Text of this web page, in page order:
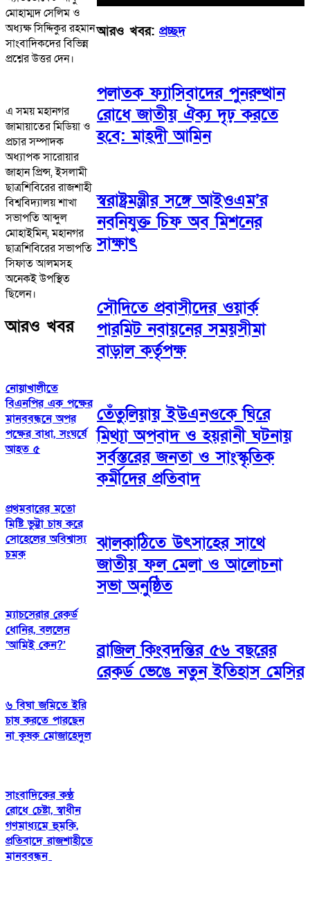
মোহাম্মদ সেলিম ও
অধ্যক্ষ সিদ্দিকুর রহমান
সাংবাদিকদের বিভিন্ন
প্রশ্নের উত্তর দেন।
এ সময় মহানগর
জামায়াতের মিডিয়া ও
প্রচার সম্পাদক
অধ্যাপক সারোয়ার
জাহান প্রিন্স, ইসলামী
ছাত্রশিবিরের রাজশাহী
বিশ্ববিদ্যালয় শাখা
সভাপতি আব্দুল
মোহাইমিন, মহানগর
ছাত্রশিবিরের সভাপতি
সিফাত আলমসহ
অনেকই উপস্থিত
ছিলেন।
আরও খবর
নোয়াখালীতে
বিএনপির এক পক্ষের
মানববন্ধনে অপর
পক্ষের বাধা, সংঘর্ষে
আহত ৫
প্রথমবারের মতো
মিষ্টি ভুট্টা চাষ করে
সোহেলের অবিশ্বাস্য
চমক
ম্যাচসেরার রেকর্ড
ধোনির, বললেন
‘আমিই কেন?’
৬ বিঘা জমিতে ইরি
চাষ করতে পারছেন
না কৃষক মোজাহেদুল
সাংবাদিকের কণ্ঠ
রোধে চেষ্টা, স্বাধীন
গণমাধ্যমে হুমকি,
প্রতিবাদে রাজশাহীতে
মানববন্ধন
আরও খবর: প্রচ্ছদ
পলাতক ফ্যাসিবাদের পুনরুত্থান
রোধে জাতীয় ঐক্য দৃঢ় করতে
হবে: মাহ্দী আমিন
স্বরাষ্ট্রমন্ত্রীর সঙ্গে আইওএম’র
নবনিযুক্ত চিফ অব মিশনের
সাক্ষাৎ
সৌদিতে প্রবাসীদের ওয়ার্ক
পারমিট নবায়নের সময়সীমা
বাড়াল কর্তৃপক্ষ
তেঁতুলিয়ায় ইউএনওকে ঘিরে
মিথ্যা অপবাদ ও হয়রানী ঘটনায়
সর্বস্তরের জনতা ও সাংস্কৃতিক
কর্মীদের প্রতিবাদ
ঝালকাঠিতে উৎসাহের সাথে
জাতীয় ফল মেলা ও আলোচনা
সভা অনুষ্ঠিত
ব্রাজিল কিংবদন্তির ৫৬ বছরের
রেকর্ড ভেঙে নতুন ইতিহাস মেসির